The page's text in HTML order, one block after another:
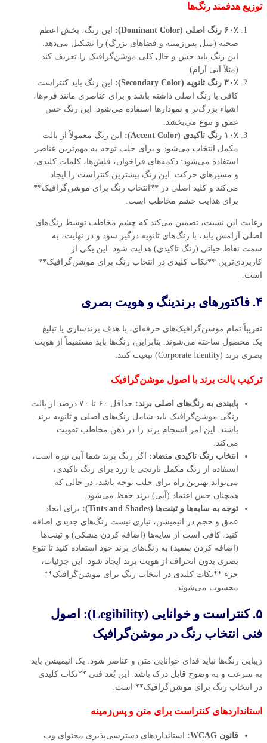
توزیع هدفمند رنگ‌ها
۶۰٪ رنگ اصلی (Dominant Color):
این رنگ، بخش اعظم
صحنه (مثل پس‌زمینه و فضاهای بزرگ) را تشکیل می‌دهد.
این رنگ باید حس و حال کلی موشن‌گرافیک را تعریف کند
(مثلاً آبی آرام).
۳۰٪ رنگ ثانویه (Secondary Color):
این رنگ باید کنتراست
کافی با رنگ اصلی داشته باشد و برای عناصری مانند فرم‌ها،
اشیاء بزرگ‌تر و نمودارها استفاده می‌شود. این رنگ حس
عمق و تنوع می‌بخشد.
۱۰٪ رنگ تاکیدی (Accent Color):
این رنگ معمولاً از پالت
مکمل انتخاب می‌شود و برای جلب توجه به مهم‌ترین عناصر
استفاده می‌شود: دکمه‌های فراخوان، فلش‌ها، کلمات کلیدی،
و مسیرهای حرکت. این رنگ بیشترین کنتراست را ایجاد
می‌کند و کلید اصلی در **انتخاب رنگ برای موشن‌گرافیک**
برای هدایت چشم مخاطب است.
رعایت این نسبت، تضمین می‌کند که چشم مخاطب توسط رنگ‌های
اصلی آرامش یابد، با رنگ‌های ثانویه درگیر شود و در نهایت، به
سمت نقاط حیاتی (رنگ تاکیدی) هدایت شود. این یکی از
کاربردی‌ترین **نکات کلیدی در انتخاب رنگ برای موشن‌گرافیک**
است.
۴. فاکتورهای برندینگ و هویت بصری
تقریباً تمام موشن‌گرافیک‌های حرفه‌ای، با هدف برندسازی یا تبلیغ
یک محصول ساخته می‌شوند. بنابراین، رنگ‌ها باید مستقیماً از هویت
بصری برند (Corporate Identity) تبعیت کنند.
ترکیب پالت برند با اصول موشن‌گرافیک
پایبندی به رنگ‌های اصلی برند:
حداقل ۶۰ تا ۷۰ درصد از پالت
رنگی موشن‌گرافیک باید شامل رنگ‌های اصلی و ثانویه برند
باشند. این امر انسجام برند را در ذهن مخاطب تقویت
می‌کند.
انتخاب رنگ تاکیدی متضاد: اگر رنگ برند شما آبی تیره است،
استفاده از رنگ مکمل نارنجی یا زرد برای رنگ تاکیدی،
می‌تواند بهترین راه برای جلب توجه باشد، در حالی که
همچنان حس اعتماد (آبی) برند حفظ می‌شود.
توجه به سایه‌ها و تینت‌ها (Tints and Shades):
برای ایجاد
عمق و حجم در انیمیشن، نیازی نیست رنگ‌های جدیدی اضافه
کنید. کافی است از سایه‌ها (اضافه کردن مشکی) و تینت‌ها
(اضافه کردن سفید) به رنگ‌های برند خود استفاده کنید تا تنوع
بصری بدون انحراف از هویت برند ایجاد شود. این جزئیات،
جزء **نکات کلیدی در انتخاب رنگ برای موشن‌گرافیک**
محسوب می‌شوند.
۵. کنتراست و خوانایی (Legibility): اصول
فنی انتخاب رنگ در موشن‌گرافیک
زیبایی رنگ‌ها نباید فدای خوانایی متن و عناصر شود. یک انیمیشن باید
به سرعت و به وضوح قابل درک باشد. این بُعد فنی **نکات کلیدی
در انتخاب رنگ برای موشن‌گرافیک** است.
استانداردهای کنتراست برای متن و پس‌زمینه
قانون WCAG:
استانداردهای دسترسی‌پذیری محتوای وب